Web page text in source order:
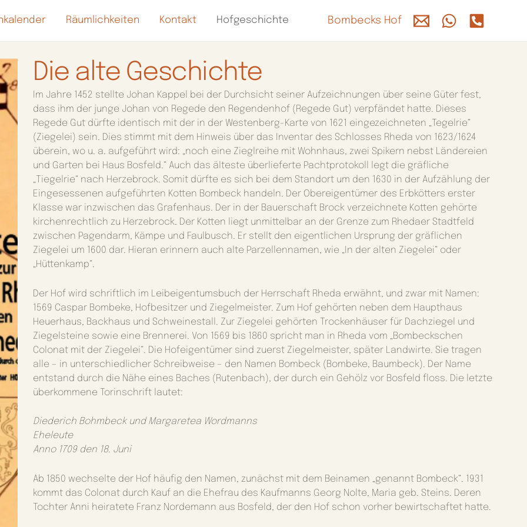
Räumlichkeiten Kontakt Hofgeschichte Bombecks Hof
Die alte Geschichte
Im Jahre 1452 stellte Johan Kappel bei der Durchsicht seiner Aufzeichnungen über seine Güter fest,
dass ihm der junge Johan von Regede den Regendenhof (Regede Gut) verpfändet hatte. Dieses
Regede Gut dürfte identisch mit der in der Westenberg-Karte von 1621 eingezeichneten „Tegelrie“
(Ziegelei) sein. Dies stimmt mit dem Hinweis über das Inventar des Schlosses Rheda von 1623/1624
überein, wo u. a. aufgeführt wird: „noch eine Zieglreihe mit Wohnhaus, zwei Spikern nebst Ländereien
und Garten bei Haus Bosfeld.“ Auch das älteste überlieferte Pachtprotokoll legt die gräfliche
„Tiegelrie“ nach Herzebrock. Somit dürfte es sich bei dem Standort um den 1630 in der Aufzählung der
Eingesessenen aufgeführten Kotten Bombeck handeln. Der Obereigentümer des Erbkötters erster
Klasse war inzwischen das Grafenhaus. Der in der Bauerschaft Brock verzeichnete Kotten gehörte
kirchenrechtlich zu Herzebrock. Der Kotten liegt unmittelbar an der Grenze zum Rhedaer Stadtfeld
zwischen Pagendarm, Kämpe und Faulbusch. Er stellt den eigentlichen Ursprung der gräflichen
Ziegelei um 1600 dar. Hieran erinnern auch alte Parzellennamen, wie „In der alten Ziegelei“ oder
„Hüttenkamp“.
Der Hof wird schriftlich im Leibeigentumsbuch der Herrschaft Rheda erwähnt, und zwar mit Namen:
1569 Caspar Bombeke, Hofbesitzer und Ziegelmeister. Zum Hof gehörten neben dem Haupthaus
Heuerhaus, Backhaus und Schweinestall. Zur Ziegelei gehörten Trockenhäuser für Dachziegel und
Ziegelsteine sowie eine Brennerei. Von 1569 bis 1860 spricht man in Rheda vom „Bombeckschen
Colonat mit der Ziegelei“. Die Hofeigentümer sind zuerst Ziegelmeister, später Landwirte. Sie tragen
alle – in unterschiedlicher Schreibweise – den Namen Bombeck (Bombeke, Baumbeck). Der Name
entstand durch die Nähe eines Baches (Rutenbach), der durch ein Gehölz vor Bosfeld floss. Die letzte
überkommene Torinschrift lautet:
Diederich Bohmbeck und Margaretea Wordmanns
Eheleute
Anno 1709 den 18. Juni
Ab 1850 wechselte der Hof häufig den Namen, zunächst mit dem Beinamen „genannt Bombeck“. 1931
kommt das Colonat durch Kauf an die Ehefrau des Kaufmanns Georg Nolte, Maria geb. Steins. Deren
Tochter Anni heiratete Franz Nordemann aus Bosfeld, der den Hof schon vorher bewirtschaftet hatte.